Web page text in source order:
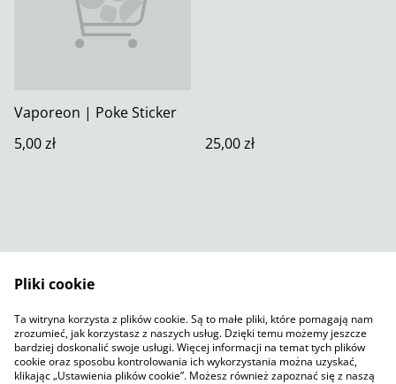
Vaporeon | Poke Sticker
5,00 zł
25,00 zł
Polityka prywatności
SumUp
Polityka plików cookie
Pliki cookie
Ta witryna korzysta z plików cookie. Są to małe pliki, które pomagają nam
zrozumieć, jak korzystasz z naszych usług. Dzięki temu możemy jeszcze
bardziej doskonalić swoje usługi. Więcej informacji na temat tych plików
cookie oraz sposobu kontrolowania ich wykorzystania można uzyskać,
klikając „Ustawienia plików cookie”. Możesz również zapoznać się z naszą